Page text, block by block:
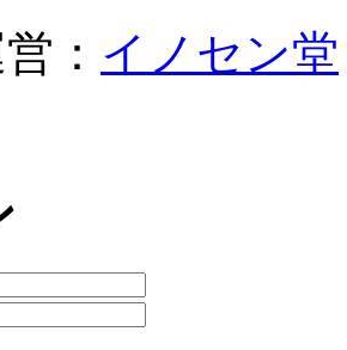
： イノセン堂